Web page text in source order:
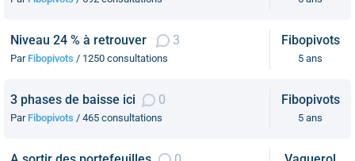
Niveau 24 % à retrouver 3
Par Fibopivots / 1250 consultations
Fibopivots
5 ans
3 phases de baisse ici 0
Par Fibopivots / 465 consultations
Fibopivots
5 ans